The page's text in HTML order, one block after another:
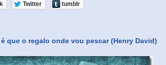
Twitter tumblr
que o regalo onde vou pescar (Henry David)